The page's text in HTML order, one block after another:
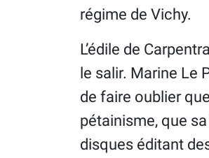
régime de Vichy.
L’édile de
le salir. Marine Le
de faire oublier
pétainisme, que
disques éditant